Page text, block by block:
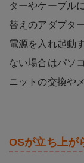
ターやケーブル
替えのアダプタ
電源を入れ起動
ない場合はパソ
ニットの交換や
OSが立ち上が